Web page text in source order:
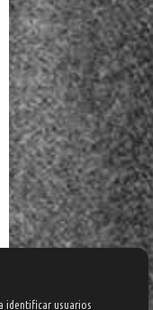
identificar usuarios